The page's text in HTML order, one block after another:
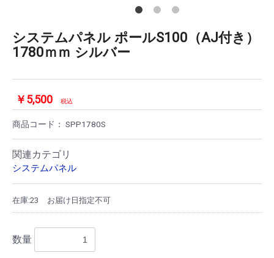
システムパネル ポールS100（AJ付き）
1780ｍｍ シルバー
￥5,500 税込
商品コード： SPP1780S
関連カテゴリ
システムパネル
在庫:23 お届け日指定不可
数量